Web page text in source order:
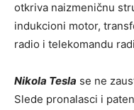
otkriva naizmeničnu
indukcioni motor,
radio i telekomandu
Nikola Tesla se ne
Slede pronalasci i